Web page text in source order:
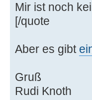
Mir ist noch
[/quote
Aber es gibt
Gruß
Rudi Knoth